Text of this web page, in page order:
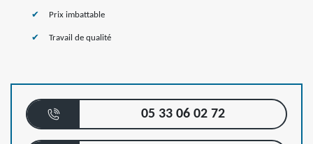
Prix imbattable
Travail de qualité
05 33 06 02 72